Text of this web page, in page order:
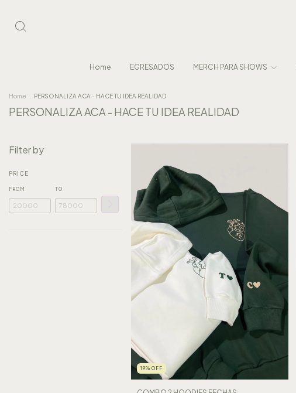
Home EGRESADOS MERCH PARA SHOWS
Home PERSONALIZA ACA - HACE TU IDEA REALIDAD
PERSONALIZA ACA - HACE TU IDEA REALIDAD
Filter by
PRICE
FROM TO
19% OFF